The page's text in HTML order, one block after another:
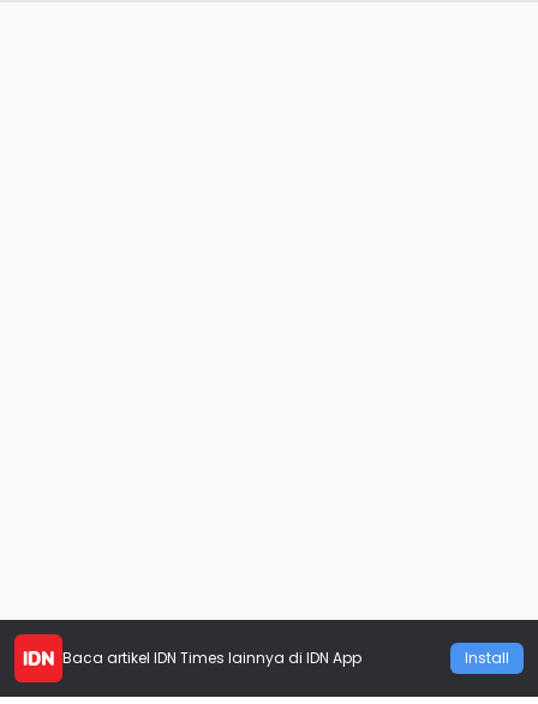
Baca artikel IDN Times lainnya di IDN App Install